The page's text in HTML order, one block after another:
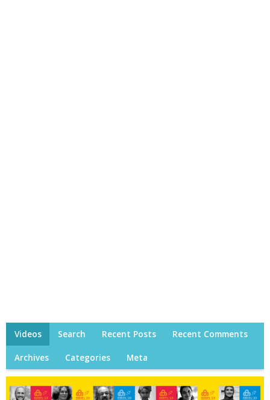
Videos Search Recent Posts Recent Comments
Archives Categories Meta